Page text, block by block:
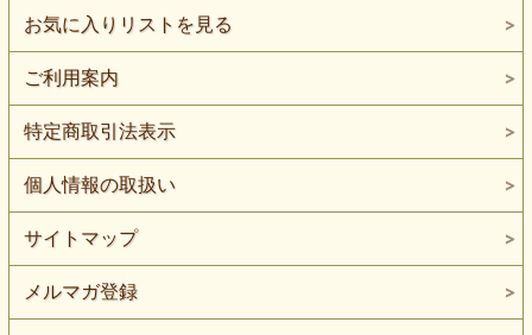
お気に入りリストを見る
ご利用案内
特定商取引法表示
個人情報の取扱い
サイトマップ
メルマガ登録